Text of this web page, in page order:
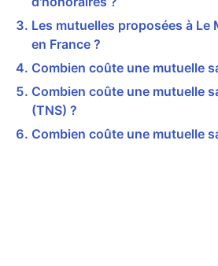
Les mutuelles proposées à
en France ?
Combien coûte une mutuelle
Combien coûte une mutuelle
(TNS) ?
Combien coûte une mutuelle